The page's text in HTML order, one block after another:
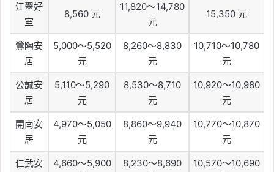
江翠好
室
8,560 元
11,820～14,780
元
15,350 元
鶯陶安
居
5,000～5,520
元
8,260～8,830
元
10,710～10,780
元
公誠安
居
5,110～5,290
元
8,530～8,710
元
10,920～10,980
元
開南安
居
4,970～5,050
元
8,860～9,940
元
10,770～10,870
元
仁武安
4,660～5,900
8,230～8,690
10,570～10,690